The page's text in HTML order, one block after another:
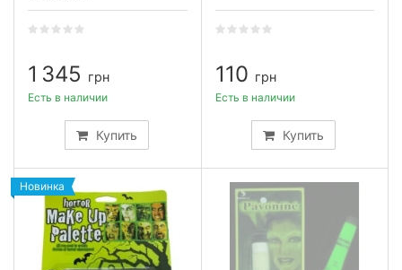
1 345 грн
Купить
Есть в наличии
110 грн
Купить
Есть в наличии
Новинка